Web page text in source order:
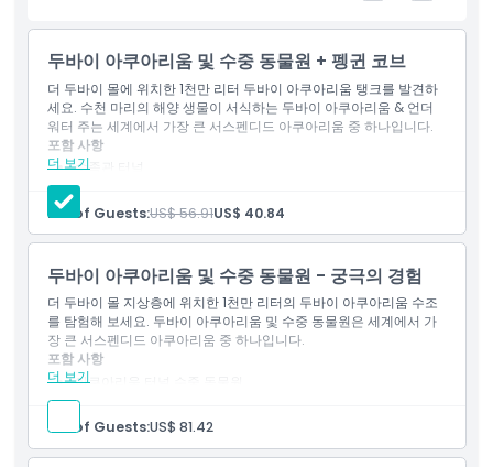
포함 사항
아동 성인 정책
운영 시간
위치
취소 정책
두바이 아쿠아리움 및 수중 동물원 + 펭귄 코브
더 두바이 몰에 위치한 1천만 리터 두바이 아쿠아리움 탱크를 발견하
세요. 수천 마리의 해양 생물이 서식하는 두바이 아쿠아리움 & 언더
워터 주는 세계에서 가장 큰 서스펜디드 아쿠아리움 중 하나입니다.
더 보기
포함 사항
수족관 터널
수중 동물원
수중 전망대
펭귄 코브
No. of Guests:US$ 56.91US$ 40.84
두바이 아쿠아리움 및 수중 동물원 - 궁극의 경험
더 두바이 몰 지상층에 위치한 1천만 리터의 두바이 아쿠아리움 수조
를 탐험해 보세요. 두바이 아쿠아리움 및 수중 동물원은 세계에서 가
장 큰 서스펜디드 아쿠아리움 중 하나입니다.
더 보기
포함 사항
아쿠아리움 터널 수중 동물원
펭귄 코브 및 보육장
유리 바닥 보트 타기
물고기 먹이 주기 (가능 여부에 따름)
20 AED 음식 및 음료 바우처 1장
No. of Guests:US$ 81.42